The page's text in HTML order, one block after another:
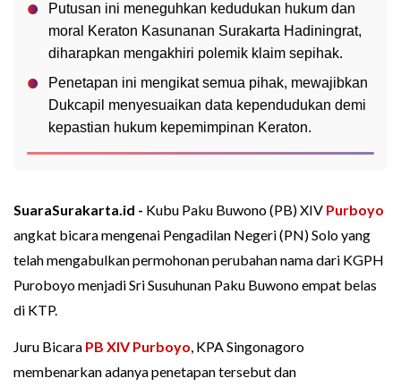
Putusan ini meneguhkan kedudukan hukum dan
moral Keraton Kasunanan Surakarta Hadiningrat,
diharapkan mengakhiri polemik klaim sepihak.
Penetapan ini mengikat semua pihak, mewajibkan
Dukcapil menyesuaikan data kependudukan demi
kepastian hukum kepemimpinan Keraton.
SuaraSurakarta.id - Kubu Paku Buwono (PB) XIV Purboyo
angkat bicara mengenai Pengadilan Negeri (PN) Solo yang
telah mengabulkan permohonan perubahan nama dari KGPH
Puroboyo menjadi Sri Susuhunan Paku Buwono empat belas
di KTP.
Juru Bicara PB XIV Purboyo, KPA Singonagoro
membenarkan adanya penetapan tersebut dan